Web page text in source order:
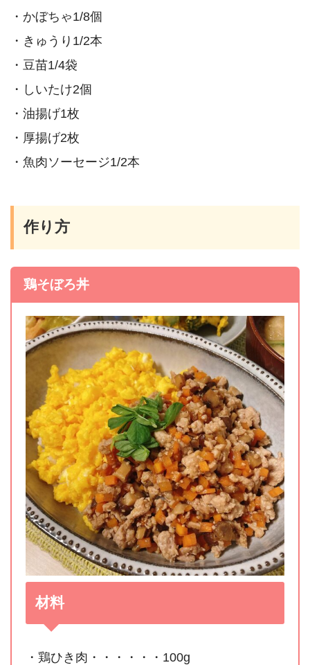
・かぼちゃ1/8個
・きゅうり1/2本
・豆苗1/4袋
・しいたけ2個
・油揚げ1枚
・厚揚げ2枚
・魚肉ソーセージ1/2本
作り方
鶏そぼろ丼
材料
・鶏ひき肉・・・・・・100g